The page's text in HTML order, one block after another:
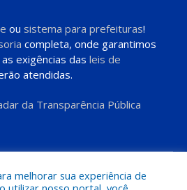
ou sistema para prefeituras!
completa, onde garantimos
exigências das leis de
atendidas.
da Transparência Pública
a Prefeitura de Moju
melhorar sua experiência de